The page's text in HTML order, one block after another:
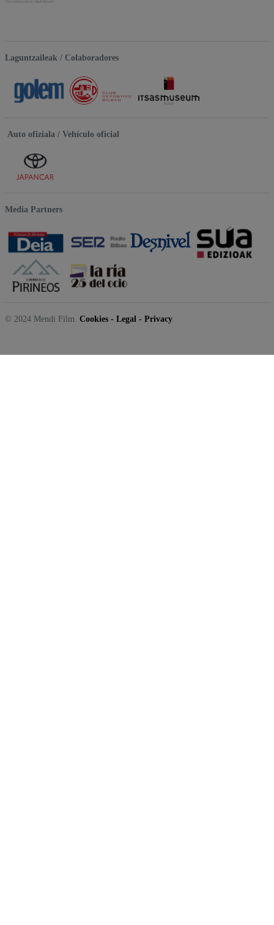
Laguntzaileak / Colaboradores
Auto ofiziala / Vehículo oficial
Media Partners
© 2024 Mendi Film. Cookies - Legal - Privacy